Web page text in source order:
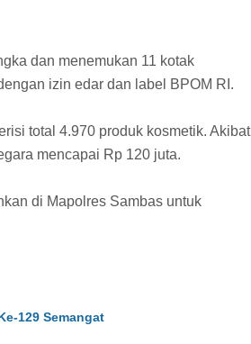
dan menemukan 11 kotak
izin edar dan label BPOM RI.
total 4.970 produk kosmetik. Akibat
mencapai Rp 120 juta.
di Mapolres Sambas untuk
129 Semangat